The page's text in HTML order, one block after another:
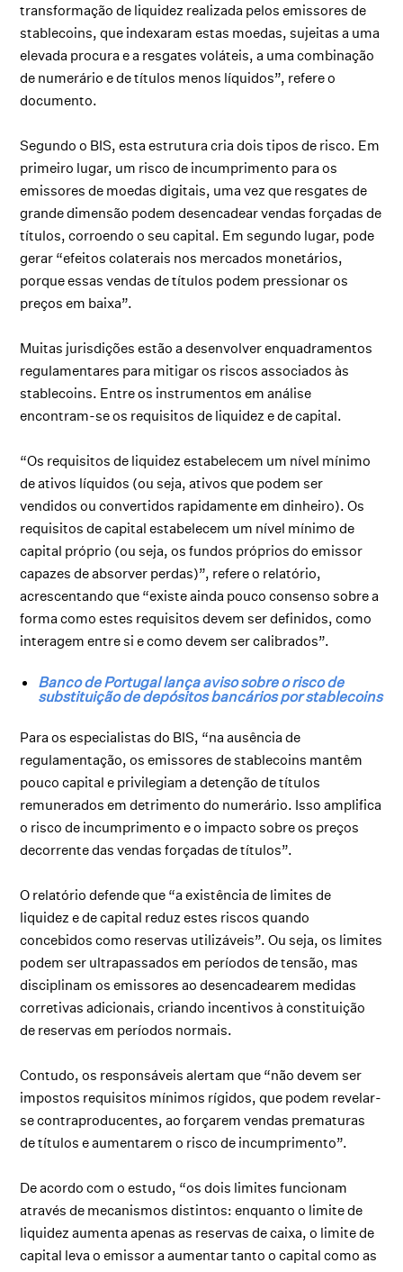
transformação de liquidez realizada pelos emissores de
stablecoins, que indexaram estas moedas, sujeitas a uma
elevada procura e a resgates voláteis, a uma combinação
de numerário e de títulos menos líquidos”, refere o
documento.
Segundo o BIS, esta estrutura cria dois tipos de risco. Em
primeiro lugar, um risco de incumprimento para os
emissores de moedas digitais, uma vez que resgates de
grande dimensão podem desencadear vendas forçadas de
títulos, corroendo o seu capital. Em segundo lugar, pode
gerar “efeitos colaterais nos mercados monetários,
porque essas vendas de títulos podem pressionar os
preços em baixa”.
Muitas jurisdições estão a desenvolver enquadramentos
regulamentares para mitigar os riscos associados às
stablecoins. Entre os instrumentos em análise
encontram-se os requisitos de liquidez e de capital.
“Os requisitos de liquidez estabelecem um nível mínimo
de ativos líquidos (ou seja, ativos que podem ser
vendidos ou convertidos rapidamente em dinheiro). Os
requisitos de capital estabelecem um nível mínimo de
capital próprio (ou seja, os fundos próprios do emissor
capazes de absorver perdas)”, refere o relatório,
acrescentando que “existe ainda pouco consenso sobre a
forma como estes requisitos devem ser definidos, como
interagem entre si e como devem ser calibrados”.
Banco de Portugal lança aviso sobre o risco de
substituição de depósitos bancários por stablecoins
Para os especialistas do BIS, “na ausência de
regulamentação, os emissores de stablecoins mantêm
pouco capital e privilegiam a detenção de títulos
remunerados em detrimento do numerário. Isso amplifica
o risco de incumprimento e o impacto sobre os preços
decorrente das vendas forçadas de títulos”.
O relatório defende que “a existência de limites de
liquidez e de capital reduz estes riscos quando
concebidos como reservas utilizáveis”. Ou seja, os limites
podem ser ultrapassados em períodos de tensão, mas
disciplinam os emissores ao desencadearem medidas
corretivas adicionais, criando incentivos à constituição
de reservas em períodos normais.
Contudo, os responsáveis alertam que “não devem ser
impostos requisitos mínimos rígidos, que podem revelar-
se contraproducentes, ao forçarem vendas prematuras
de títulos e aumentarem o risco de incumprimento”.
De acordo com o estudo, “os dois limites funcionam
através de mecanismos distintos: enquanto o limite de
liquidez aumenta apenas as reservas de caixa, o limite de
capital leva o emissor a aumentar tanto o capital como as